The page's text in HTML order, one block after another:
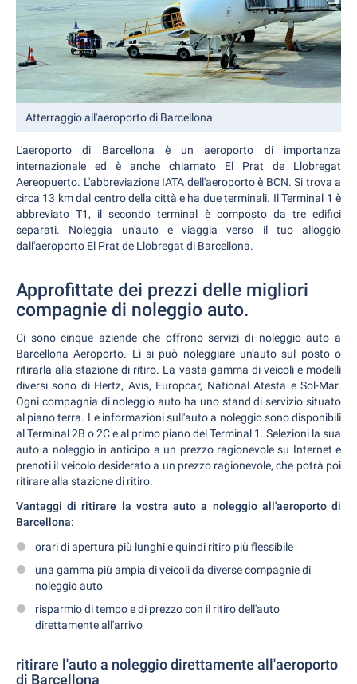
Atterraggio all'aeroporto di Barcellona
L'aeroporto di Barcellona è un aeroporto di importanza
internazionale ed è anche chiamato El Prat de Llobregat
Aereopuerto. L'abbreviazione IATA dell'aeroporto è BCN. Si trova a
circa 13 km dal centro della città e ha due terminali. Il Terminal 1 è
abbreviato T1, il secondo terminal è composto da tre edifici
separati. Noleggia un'auto e viaggia verso il tuo alloggio
dall'aeroporto El Prat de Llobregat di Barcellona.
Approfittate dei prezzi delle migliori
compagnie di noleggio auto.
Ci sono cinque aziende che offrono servizi di noleggio auto a
Barcellona Aeroporto. Lì si può noleggiare un'auto sul posto o
ritirarla alla stazione di ritiro. La vasta gamma di veicoli e modelli
diversi sono di Hertz, Avis, Europcar, National Atesta e Sol-Mar.
Ogni compagnia di noleggio auto ha uno stand di servizio situato
al piano terra. Le informazioni sull'auto a noleggio sono disponibili
al Terminal 2B o 2C e al primo piano del Terminal 1. Selezioni la sua
auto a noleggio in anticipo a un prezzo ragionevole su Internet e
prenoti il veicolo desiderato a un prezzo ragionevole, che potrà poi
ritirare alla stazione di ritiro.
Vantaggi di ritirare la vostra auto a noleggio all'aeroporto di
Barcellona:
orari di apertura più lunghi e quindi ritiro più flessibile
una gamma più ampia di veicoli da diverse compagnie di
noleggio auto
risparmio di tempo e di prezzo con il ritiro dell'auto
direttamente all'arrivo
ritirare l'auto a noleggio direttamente all'aeroporto
di Barcellona